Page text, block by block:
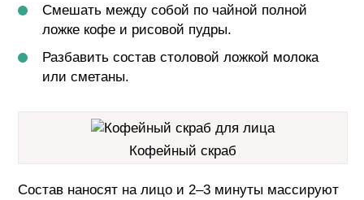
Смешать между собой по чайной полной
ложке кофе и рисовой пудры.
Разбавить состав столовой ложкой молока
или сметаны.
Кофейный скраб
Состав наносят на лицо и 2–3 минуты массируют